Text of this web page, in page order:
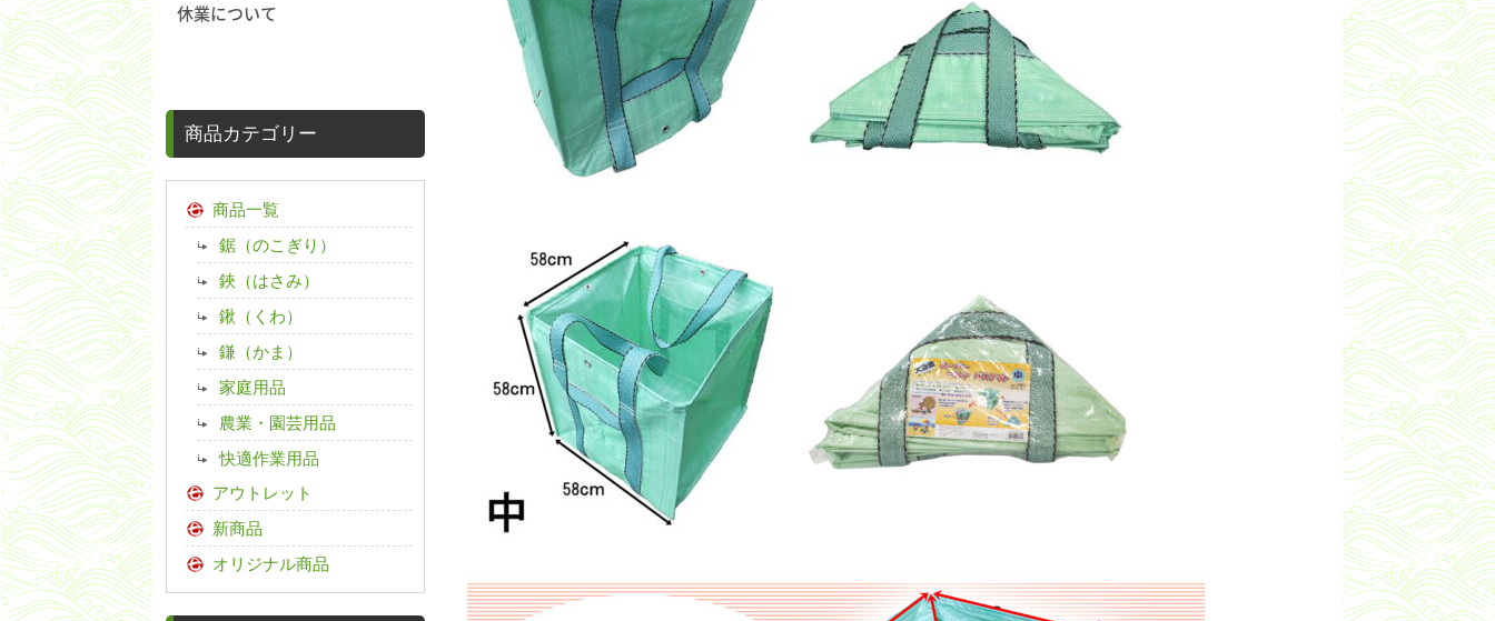
休業について
商品カテゴリー
商品一覧
鋸（のこぎり）
鋏（はさみ）
鍬（くわ）
鎌（かま）
家庭用品
農業・園芸用品
快適作業用品
アウトレット
新商品
オリジナル商品